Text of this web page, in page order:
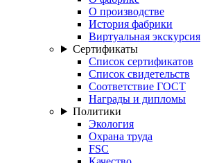
О производстве
История фабрики
Виртуальная экскурсия
Сертификаты
Список сертификатов
Список свидетельств
Соответствие ГОСТ
Награды и дипломы
Политики
Экология
Охрана труда
FSC